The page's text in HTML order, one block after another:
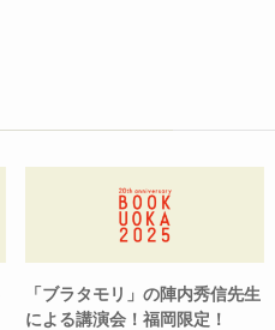
「ブラタモリ」の陣内秀信先生
による講演会！福岡限定！